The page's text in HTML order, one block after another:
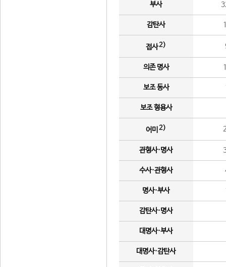
부사
감탄사
접사2)
의존 명사
보조 동사
보조 형용사
어미 2)
관형사·명사
수사·관형사
명사·부사
감탄사·명사
대명사·부사
대명사·감탄사